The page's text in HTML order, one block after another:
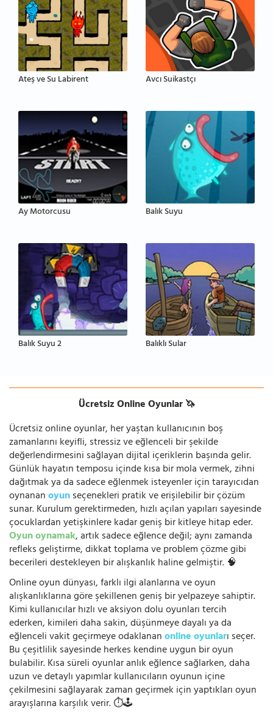
Ateş ve Su Labirent Avcı Suikastçı
Ay Motorcusu Balık Suyu
Balık Suyu 2 Balıklı Sular
Ücretsiz Online Oyunlar 🦄
Ücretsiz online oyunlar, her yaştan kullanıcının boş
zamanlarını keyifli, stressiz ve eğlenceli bir şekilde
değerlendirmesini sağlayan dijital içeriklerin başında gelir.
Günlük hayatın temposu içinde kısa bir mola vermek, zihni
dağıtmak ya da sadece eğlenmek isteyenler için tarayıcıdan
oynananoyunseçenekleri pratik ve erişilebilir bir çözüm
sunar. Kurulum gerektirmeden, hızlı açılan yapıları sayesinde
çocuklardan yetişkinlere kadar geniş bir kitleye hitap eder.
Oyun oynamak, artık sadece eğlence değil; aynı zamanda
refleks geliştirme, dikkat toplama ve problem çözme gibi
becerileri destekleyen bir alışkanlık haline gelmiştir. 🧠
Online oyun dünyası, farklı ilgi alanlarına ve oyun
alışkanlıklarına göre şekillenen geniş bir yelpazeye sahiptir.
Kimi kullanıcılar hızlı ve aksiyon dolu oyunları tercih
ederken, kimileri daha sakin, düşünmeye dayalı ya da
eğlenceli vakit geçirmeye odaklananonline oyunları seçer.
Bu çeşitlilik sayesinde herkes kendine uygun bir oyun
bulabilir. Kısa süreli oyunlar anlık eğlence sağlarken, daha
uzun ve detaylı yapımlar kullanıcıların oyunun içine
çekilmesini sağlayarak zaman geçirmek için yaptıkları oyun
arayışlarına karşılık verir. ⏱️🕹️